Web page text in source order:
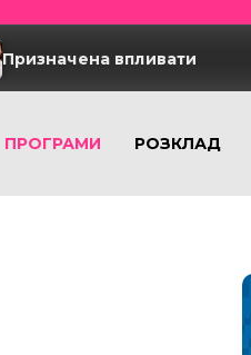
Призначена впливати
ПРОГРАМИ РОЗКЛАД